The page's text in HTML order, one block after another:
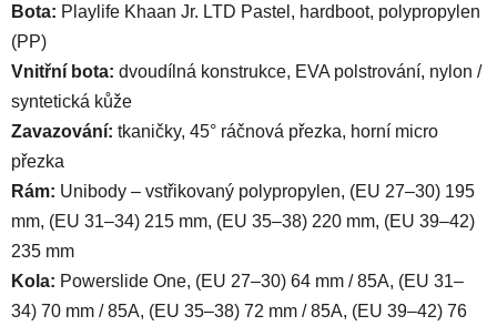
Bota: Playlife Khaan Jr. LTD Pastel, hardboot, polypropylen
(PP)
Vnitřní bota: dvoudílná konstrukce, EVA polstrování, nylon /
syntetická kůže
Zavazování: tkaničky, 45° ráčnová přezka, horní micro
přezka
Rám: Unibody – vstřikovaný polypropylen, (EU 27–30) 195
mm, (EU 31–34) 215 mm, (EU 35–38) 220 mm, (EU 39–42)
235 mm
Kola: Powerslide One, (EU 27–30) 64 mm / 85A, (EU 31–
34) 70 mm / 85A, (EU 35–38) 72 mm / 85A, (EU 39–42) 76